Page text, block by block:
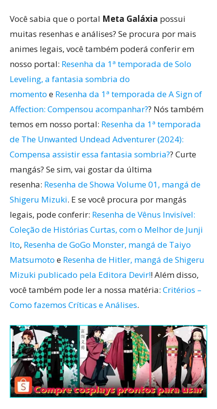
Você sabia que o portal Meta Galáxia possui
muitas resenhas e análises? Se procura por mais
animes legais, você também poderá conferir em
nosso portal: Resenha da 1ª temporada de Solo
Leveling, a fantasia sombria do
momento e Resenha da 1ª temporada de A Sign of
Affection: Compensou acompanhar?? Nós também
temos em nosso portal: Resenha da 1ª temporada
de The Unwanted Undead Adventurer (2024):
Compensa assistir essa fantasia sombria?? Curte
mangás? Se sim, vai gostar da última
resenha: Resenha de Showa Volume 01, mangá de
Shigeru Mizuki. E se você procura por mangás
legais, pode conferir: Resenha de Vênus Invisível:
Coleção de Histórias Curtas, com o Melhor de Junji
Ito, Resenha de GoGo Monster, mangá de Taiyo
Matsumoto e Resenha de Hitler, mangá de Shigeru
Mizuki publicado pela Editora Devir!! Além disso,
você também pode ler a nossa matéria: Critérios –
Como fazemos Críticas e Análises.